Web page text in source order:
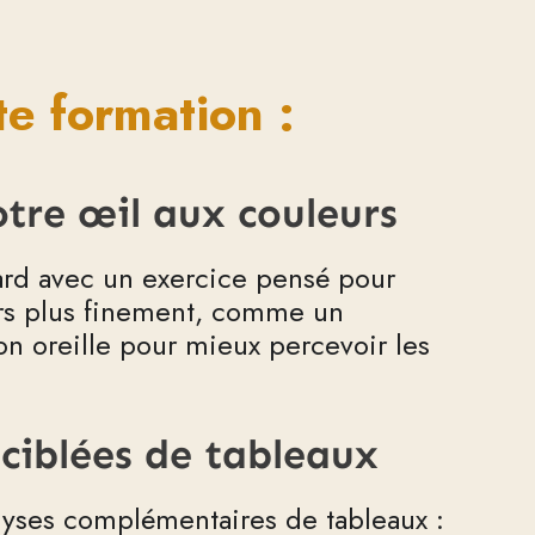
formation :
œil aux couleurs
avec un exercice pensé pour
plus finement, comme un
oreille pour mieux percevoir les
de tableaux
complémentaires de tableaux :